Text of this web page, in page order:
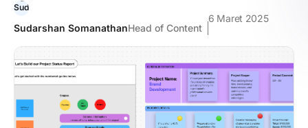
Sudarshan SomanathanHead of Content
6 Maret 2025